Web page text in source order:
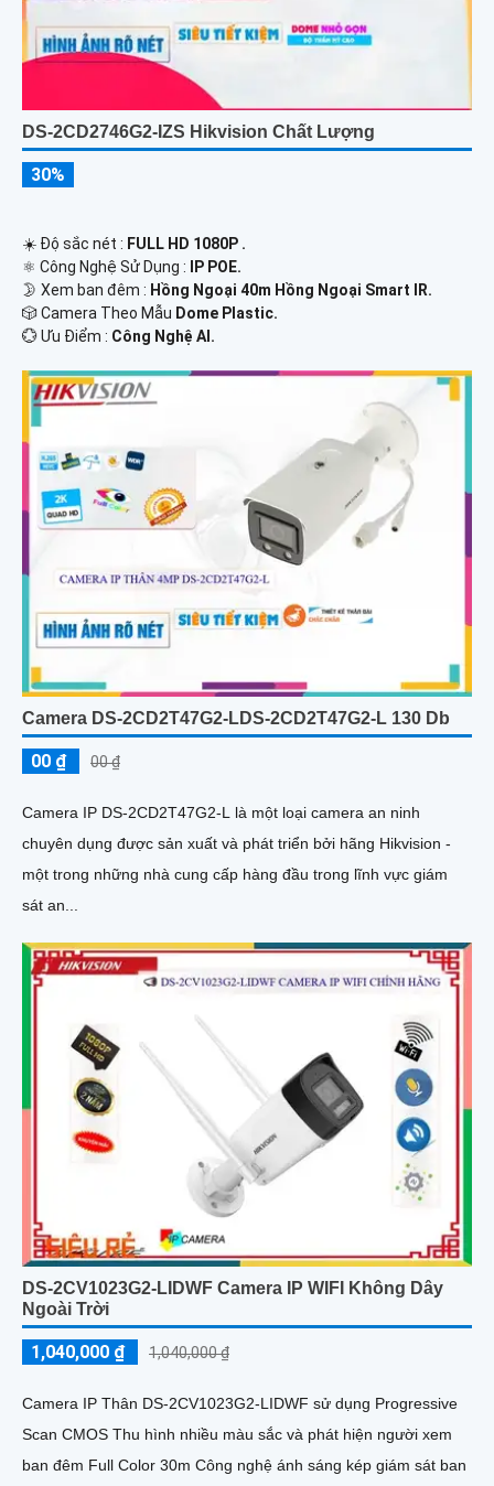
DS-2CD2746G2-IZS Hikvision Chất Lượng
30%
☀️ Độ sắc nét : FULL HD 1080P .
⚛️ Công Nghệ Sử Dụng :
IP POE.
🌛 Xem ban đêm : Hồng Ngoại 40m Hồng Ngoại Smart IR.
🎲 Camera Theo Mẫu Dome Plastic.
️💮 Ưu Điểm : Công Nghệ AI.
Camera DS-2CD2T47G2-LDS-2CD2T47G2-L 130 Db
00 ₫ 00 ₫
Camera IP DS-2CD2T47G2-L là một loại camera an ninh
chuyên dụng được sản xuất và phát triển bởi hãng Hikvision -
một trong những nhà cung cấp hàng đầu trong lĩnh vực giám
sát an...
DS-2CV1023G2-LIDWF Camera IP WIFI Không Dây
Ngoài Trời
1,040,000 ₫ 1,040,000 ₫
Camera IP Thân DS-2CV1023G2-LIDWF sử dụng Progressive
Scan CMOS Thu hình nhiều màu sắc và phát hiện người xem
ban đêm Full Color 30m Công nghệ ánh sáng kép giám sát ban